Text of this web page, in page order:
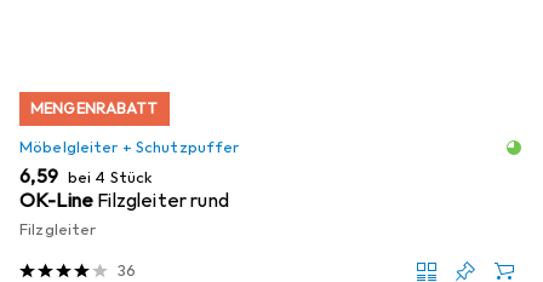
MENGENRABATT
Möbelgleiter + Schutzpuffer
EUR
6,59 bei 4 Stück
OK-Line Filzgleiter rund
Filzgleiter
36